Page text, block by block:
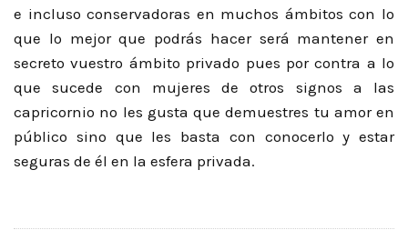
e incluso conservadoras en muchos ámbitos con lo
que lo mejor que podrás hacer será mantener en
secreto vuestro ámbito privado pues por contra a lo
que sucede con mujeres de otros signos a las
capricornio no les gusta que demuestres tu amor en
público sino que les basta con conocerlo y estar
seguras de él en la esfera privada.